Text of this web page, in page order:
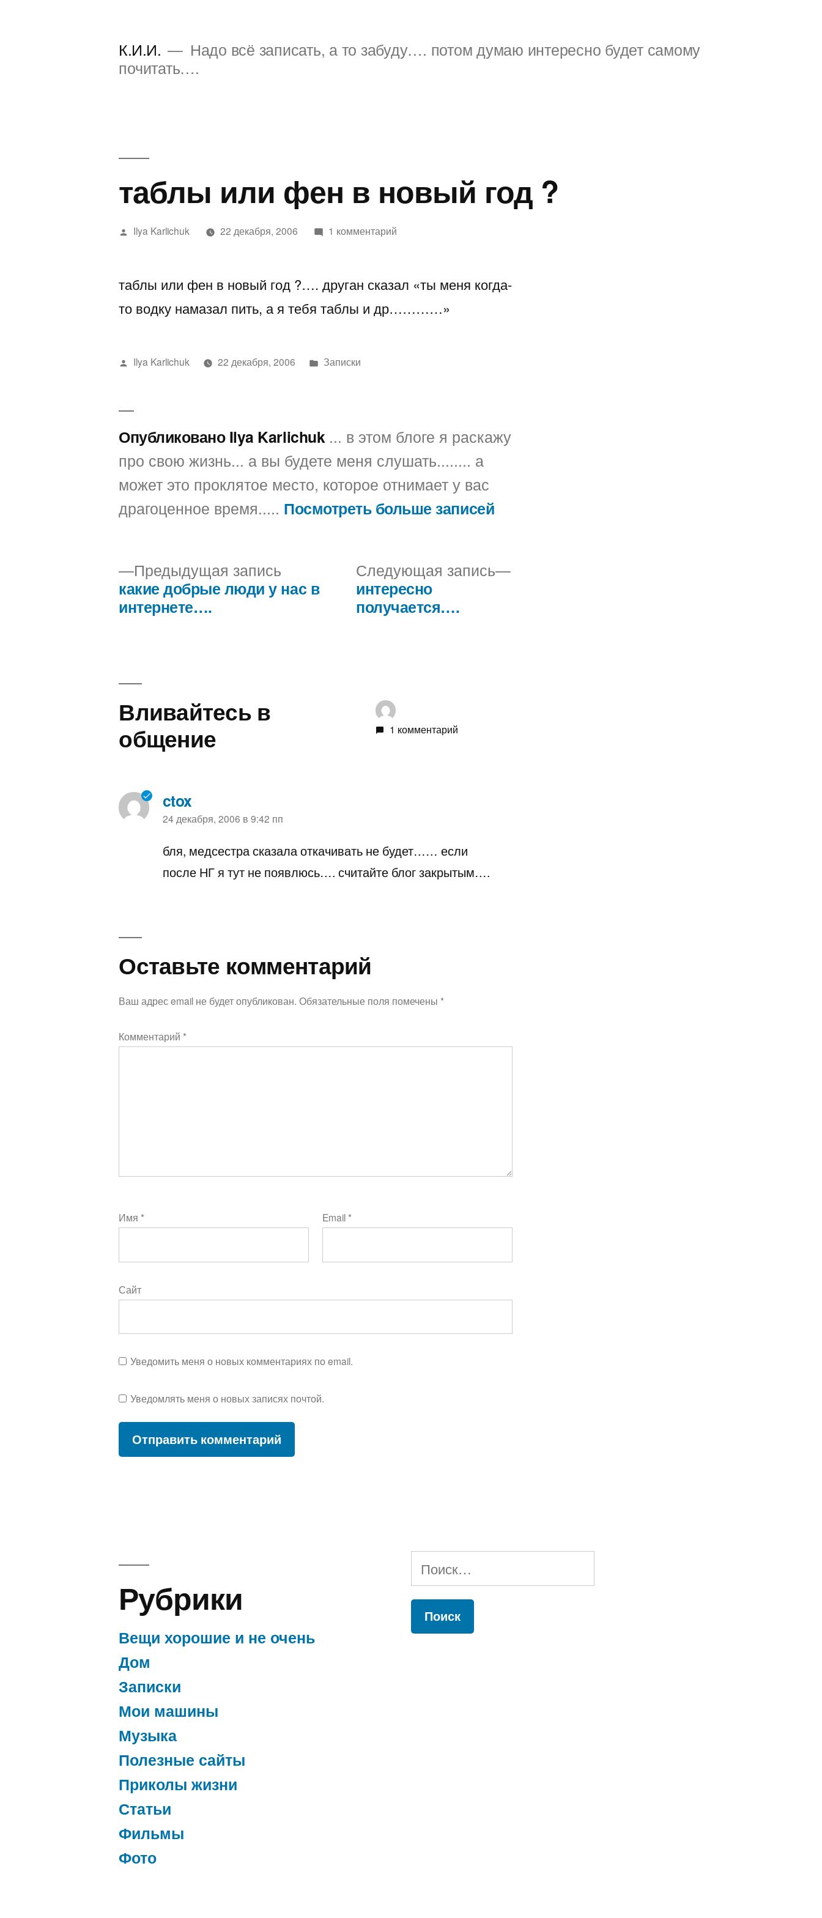
К.И.И.
Надо всё записать, а то забуду…. потом думаю интересно будет самому
почитать….
таблы или фен в новый год ?
Написано
Ilya Karlichuk 22 декабря, 2006 1 комментарийк
или
в
таблы или фен в новый год ?…. друган сказал «ты меня когда-
то водку намазал пить, а я тебя таблы и др…………»
Написано
Ilya Karlichuk 22 декабря, 2006
Написано
Записки
Опубликовано Ilya Karlichuk ... в этом блоге я раскажу
про свою жизнь... а вы будете меня слушать........ а
может это проклятое место, которое отнимает у вас
драгоценное время..... Посмотреть больше записей
Навигация
записям
Предыдущая запись Предыдущая
запись:
какие добрые люди у нас в
интернете….
Следующая запись
Следующая
интересно
получается….
Вливайтесь в
общение
1 комментарий
ctox
пишет:
24 декабря, 2006 в 9:42 пп
бля, медсестра сказала откачивать не будет…… если
после НГ я тут не появлюсь…. считайте блог закрытым….
Оставьте
комментарий
Ваш адрес email не будет опубликован. Обязательные поля помечены *
Комментарий *
Имя * Email *
Сайт
Уведомить меня о новых комментариях по email.
Уведомлять меня о новых записях почтой.
Оставьте комментарий
Рубрики
Вещи хорошие и не очень
Дом
Записки
Мои машины
Музыка
Полезные сайты
Приколы жизни
Статьи
Фильмы
Фото
Найти: